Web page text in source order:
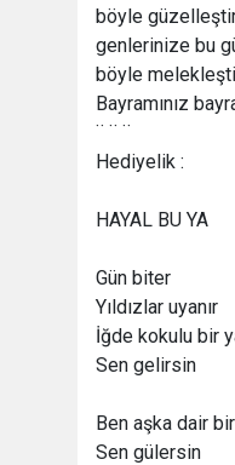
böyle
genlerinize bu
böyle
Bayramınız
¨ ¨ ¨
Hediyelik :
HAYAL BU YA
Gün biter
Yıldızlar uyanır
İğde kokulu bir
Sen gelirsin
Ben aşka dair
Sen gülersin